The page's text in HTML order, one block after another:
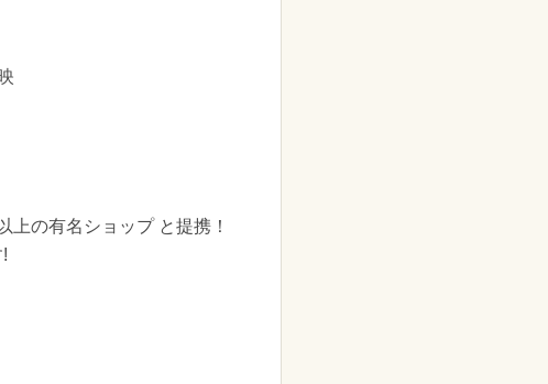
の有名ショップ と提携！